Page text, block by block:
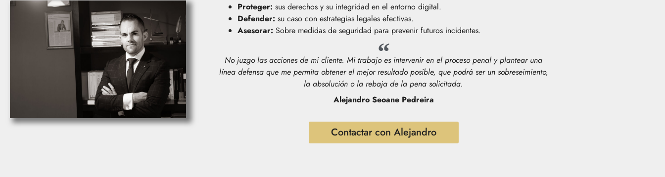
Proteger: sus derechos y su integridad en el entorno digital.
Defender: su caso con estrategias legales efectivas.
Asesorar: Sobre medidas de seguridad para prevenir futuros incidentes.
No juzgo las acciones de mi cliente. Mi trabajo es intervenir en el proceso penal y plantear una
línea defensa que me permita obtener el mejor resultado posible, que podrá ser un sobreseimiento,
la absolución o la rebaja de la pena solicitada.
Alejandro Seoane Pedreira
Contactar con Alejandro